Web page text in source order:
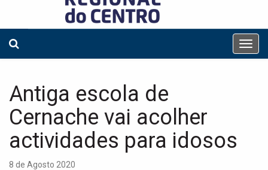
T
o
Antiga escola de
Cernache vai acolher
actividades para idosos
8 de Agosto 2020